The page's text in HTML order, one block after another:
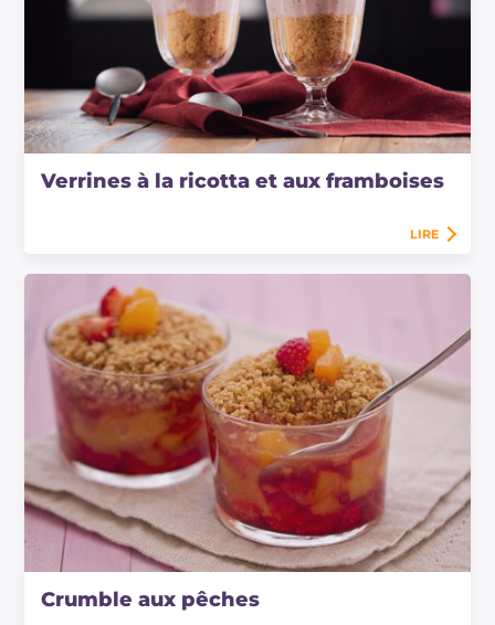
Verrines à la ricotta et aux framboises
LIRE
Crumble aux pêches